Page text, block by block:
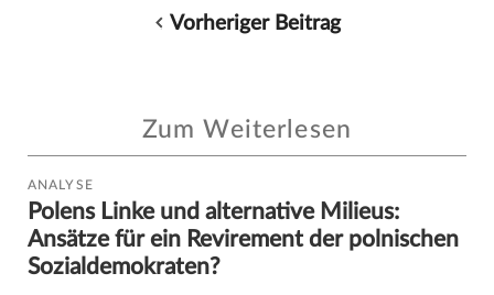
Vorheriger Beitrag
Zum Weiterlesen
ANALYSE
Polens Linke und alternative Milieus:
Ansätze für ein Revirement der polnischen
Sozialdemokraten?